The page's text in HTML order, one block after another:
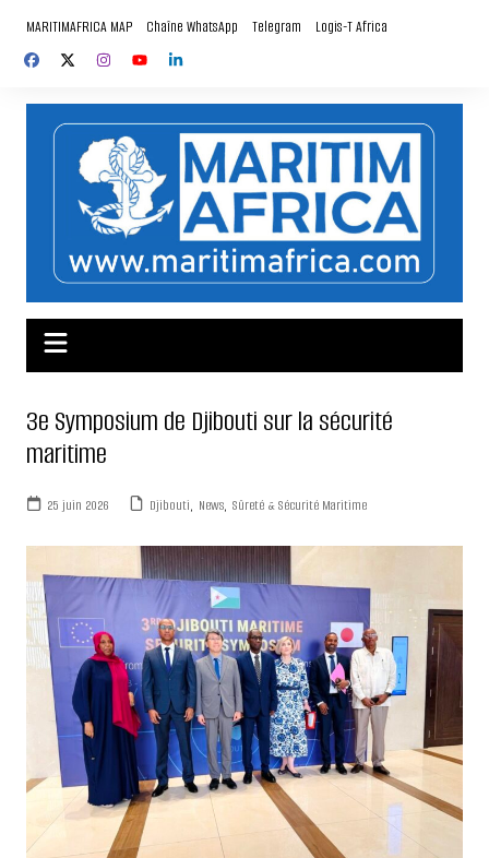
contenu
MARITIMAFRICA MAP Chaîne WhatsApp Telegram Logis-T Africa
3e Symposium de Djibouti sur la sécurité
maritime
25 juin 2026 Djibouti, News, Sûreté & Sécurité Maritime